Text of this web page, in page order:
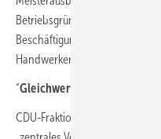
Betriebsgründungen und
Beschäftigung und für eine
Handwerkerleistungen, gerade
“Gleichwertigkeit von
CDU-Fraktionschef Andreas